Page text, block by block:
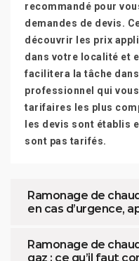
recommandé pour
demandes de devis.
découvrir les prix
dans votre localité et
facilitera la tâche
professionnel qui
tarifaires les plus
les devis sont établis
sont pas tarifés.
Ramonage de
en cas d’urgence,
Ramonage de
gaz : ce qu’il faut